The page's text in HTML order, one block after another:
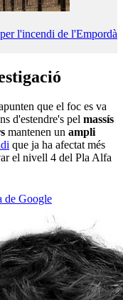
l'incendi de l'Empordà
que el foc es va
d'estendre's pel massís
mantenen un ampli
que ja ha afectat més
el nivell 4 del Pla Alfa
de Google